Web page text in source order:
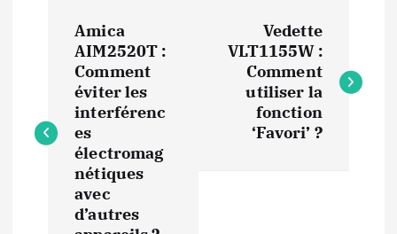
i
Amica
AIM2520T :
Comment
éviter les
interférenc
es
électromag
nétiques
avec
d’autres
Vedette
VLT1155W :
Comment
utiliser la
fonction
‘Favori’ ?